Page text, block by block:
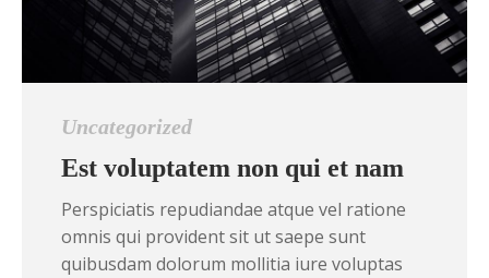
Uncategorized
Est voluptatem non qui et nam
Perspiciatis repudiandae atque vel ratione
omnis qui provident sit ut saepe sunt
quibusdam dolorum mollitia iure voluptas